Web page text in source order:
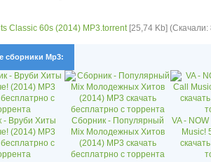
Classic 60s (2014) MP3.torrent[25,74 Kb] (Скачали:
сборники Mp3:
- Вруби Хиты
(2014) MP3
бесплатрно с
Сборник - Популярный
Mix Молодежных Хитов
(2014) MP3 скачать
бесплатрно с торрента
VA - NOW
Music!